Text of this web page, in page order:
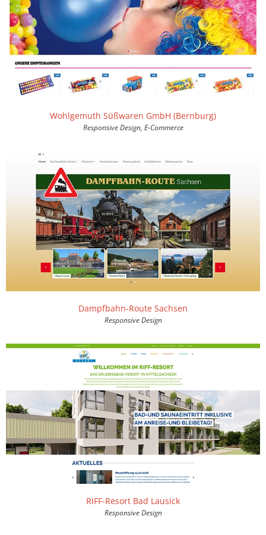
Wohlgemuth Süßwaren GmbH (Bernburg)
Responsive Design, E-Commerce
Dampfbahn-Route Sachsen
Responsive Design
RIFF-Resort Bad Lausick
Responsive Design